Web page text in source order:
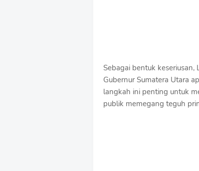
Sebagai bentuk
Gubernur Sumatera Utara
langkah ini penting untuk
publik memegang teguh